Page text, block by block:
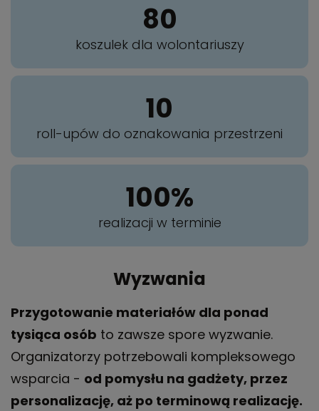
80
koszulek dla wolontariuszy
10
roll-upów do oznakowania przestrzeni
100%
realizacji w terminie
Wyzwania
Przygotowanie materiałów dla ponad
tysiąca osób to zawsze spore wyzwanie.
Organizatorzy potrzebowali kompleksowego
wsparcia - od pomysłu na gadżety, przez
personalizację, aż po terminową realizację.